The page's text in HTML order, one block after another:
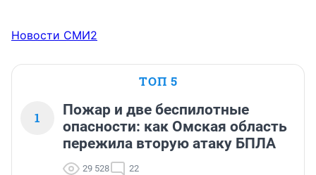
Новости СМИ2
ТОП 5
1
Пожар и две беспилотные
опасности: как Омская область
пережила вторую атаку БПЛА
29 528 22